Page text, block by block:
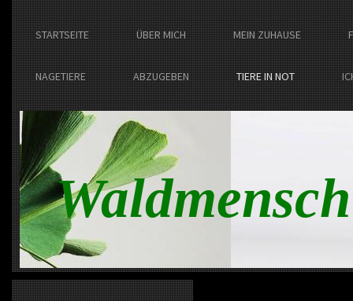
STARTSEITE ÜBER MICH MEIN ZUHAUSE
NAGETIERE ABZUGEBEN TIERE IN NOT
Waldmensch